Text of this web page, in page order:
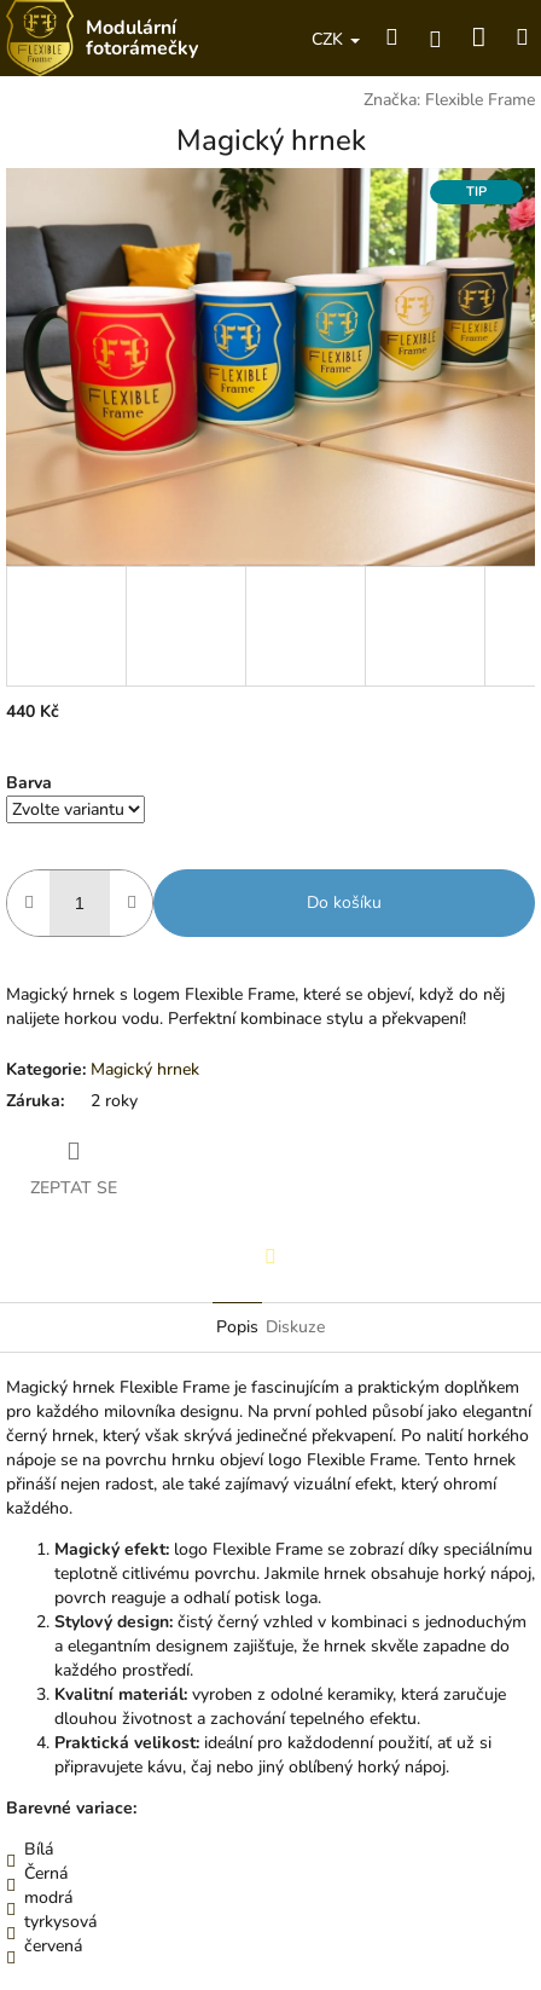
Přejít
na
obsah
Modulární
fotorámečky CZK HledatPřihlášení
Značka: Flexible Frame
Magický hrnek
TIP
440 Kč
Barva
Do košíku
Magický hrnek s logem Flexible Frame, které se objeví, když do něj
nalijete horkou vodu. Perfektní kombinace stylu a překvapení!
Kategorie: Magický hrnek
Záruka: 2 roky
ZEPTAT SE
Popis Diskuze
Magický hrnek Flexible Frame je fascinujícím a praktickým doplňkem
pro každého milovníka designu. Na první pohled působí jako elegantní
černý hrnek, který však skrývá jedinečné překvapení. Po nalití horkého
nápoje se na povrchu hrnku objeví logo Flexible Frame. Tento hrnek
přináší nejen radost, ale také zajímavý vizuální efekt, který ohromí
každého.
Magický efekt: logo Flexible Frame se zobrazí díky speciálnímu
teplotně citlivému povrchu. Jakmile hrnek obsahuje horký nápoj,
povrch reaguje a odhalí potisk loga.
Stylový design: čistý černý vzhled v kombinaci s jednoduchým
a elegantním designem zajišťuje, že hrnek skvěle zapadne do
každého prostředí.
Kvalitní materiál: vyroben z odolné keramiky, která zaručuje
dlouhou životnost a zachování tepelného efektu.
Praktická velikost: ideální pro každodenní použití, ať už si
připravujete kávu, čaj nebo jiný oblíbený horký nápoj.
Barevné variace:
Bílá
Černá
modrá
tyrkysová
červená